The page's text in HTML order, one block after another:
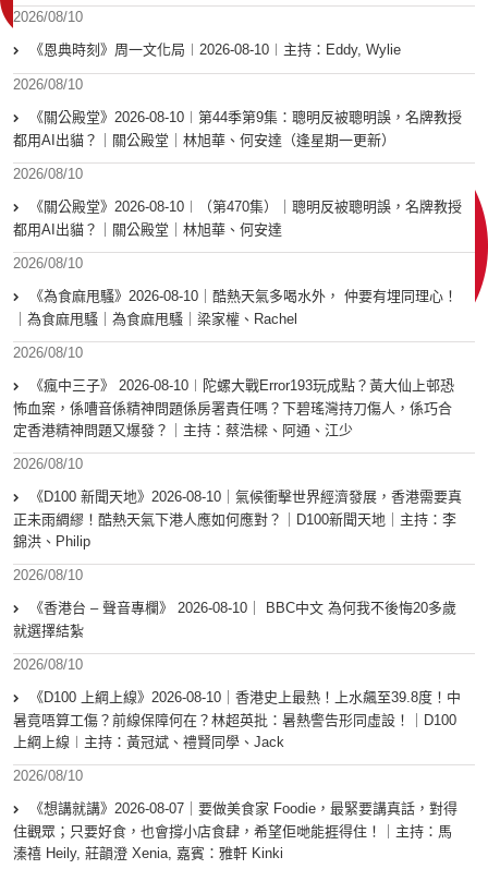
2026/08/10
《恩典時刻》周一文化局︱2026-08-10︱主持：Eddy, Wylie
2026/08/10
《關公殿堂》2026-08-10︱第44季第9集：聰明反被聰明誤，名牌教授
都用AI出貓？｜關公殿堂｜林旭華、何安達（逢星期一更新）
2026/08/10
《關公殿堂》2026-08-10︱（第470集）｜聰明反被聰明誤，名牌教授
都用AI出貓？｜關公殿堂｜林旭華、何安達
2026/08/10
《為食麻甩騷》2026-08-10｜酷熱天氣多喝水外， 仲要有埋同理心！
｜為食麻甩騷｜為食麻甩騷｜梁家權、Rachel
2026/08/10
《瘋中三子》 2026-08-10︱陀螺大戰Error193玩成點？黃大仙上邨恐
怖血案，係嘈音係精神問題係房署責任嗎？下碧瑤灣持刀傷人，係巧合
定香港精神問題又爆發？｜主持：蔡浩樑、阿通、江少
2026/08/10
《D100 新聞天地》2026-08-10｜氣候衝擊世界經濟發展，香港需要真
正未雨綢繆！酷熱天氣下港人應如何應對？｜D100新聞天地｜主持：李
錦洪、Philip
2026/08/10
《香港台 – 聲音專欄》 2026-08-10｜ BBC中文 為何我不後悔20多歲
就選擇結紮
2026/08/10
《D100 上綱上線》2026-08-10｜香港史上最熱！上水飆至39.8度！中
暑竟唔算工傷？前線保障何在？林超英批：暑熱警告形同虛設！｜D100
上綱上線︱主持：黃冠斌、禮賢同學、Jack
2026/08/10
《想講就講》2026-08-07｜要做美食家 Foodie，最緊要講真話，對得
住觀眾；只要好食，也會撐小店食肆，希望佢哋能捱得住！｜主持：馬
溱禧 Heily, 莊韻澄 Xenia, 嘉賓：雅軒 Kinki